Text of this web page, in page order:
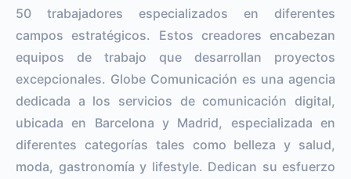
50 trabajadores especializados en diferentes
campos estratégicos. Estos creadores encabezan
equipos de trabajo que desarrollan proyectos
excepcionales. Globe Comunicación es una agencia
dedicada a los servicios de comunicación digital,
ubicada en Barcelona y Madrid, especializada en
diferentes categorías tales como belleza y salud,
moda, gastronomía y lifestyle. Dedican su esfuerzo